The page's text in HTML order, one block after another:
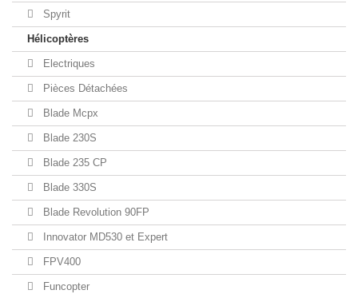
Spyrit
Hélicoptères
Electriques
Pièces Détachées
Blade Mcpx
Blade 230S
Blade 235 CP
Blade 330S
Blade Revolution 90FP
Innovator MD530 et Expert
FPV400
Funcopter